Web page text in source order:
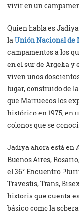
vivir en un
Quien habla es
la Unión Nacional de
campamentos a los
en el sur de Argelia y
viven unos
lugar, construido de
que Marruecos los
histórico en 1975, en
colonos que se
Jadiya ahora está en
Buenos Aires,
el 36° Encuentro
Travestis, Trans,
historia que cuenta
básico como la